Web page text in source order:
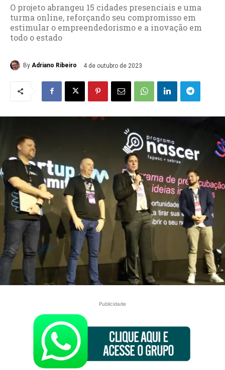
O projeto abrangeu 15 cidades presenciais e uma
turma online, reforçando seu compromisso em
estimular o empreendedorismo e a inovação em
todo o estado
By Adriano Ribeiro 4 de outubro de 2023
Publicidade